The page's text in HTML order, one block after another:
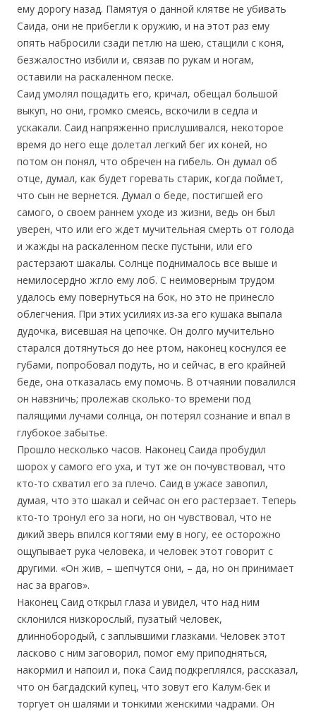
ему дорогу назад. Памятуя о данной клятве не убивать
Саида, они не прибегли к оружию, и на этот раз ему
опять набросили сзади петлю на шею, стащили с коня,
безжалостно избили и, связав по рукам и ногам,
оставили на раскаленном песке.
Саид умолял пощадить его, кричал, обещал большой
выкуп, но они, громко смеясь, вскочили в седла и
ускакали. Саид напряженно прислушивался, некоторое
время до него еще долетал легкий бег их коней, но
потом он понял, что обречен на гибель. Он думал об
отце, думал, как будет горевать старик, когда поймет,
что сын не вернется. Думал о беде, постигшей его
самого, о своем раннем уходе из жизни, ведь он был
уверен, что или его ждет мучительная смерть от голода
и жажды на раскаленном песке пустыни, или его
растерзают шакалы. Солнце поднималось все выше и
немилосердно жгло ему лоб. С неимоверным трудом
удалось ему повернуться на бок, но это не принесло
облегчения. При этих усилиях из-за его кушака выпала
дудочка, висевшая на цепочке. Он долго мучительно
старался дотянуться до нее ртом, наконец коснулся ее
губами, попробовал подуть, но и сейчас, в его крайней
беде, она отказалась ему помочь. В отчаянии повалился
он навзничь; пролежав сколько-то времени под
палящими лучами солнца, он потерял сознание и впал в
глубокое забытье.
Прошло несколько часов. Наконец Саида пробудил
шорох у самого его уха, и тут же он почувствовал, что
кто-то схватил его за плечо. Саид в ужасе завопил,
думая, что это шакал и сейчас он его растерзает. Теперь
кто-то тронул его за ноги, но он чувствовал, что не
дикий зверь впился когтями ему в ногу, ее осторожно
ощупывает рука человека, и человек этот говорит с
другими. «Он жив, – шепчутся они, – да, но он принимает
нас за врагов».
Наконец Саид открыл глаза и увидел, что над ним
склонился низкорослый, пузатый человек,
длиннобородый, с заплывшими глазками. Человек этот
ласково с ним заговорил, помог ему приподняться,
накормил и напоил и, пока Саид подкреплялся, рассказал,
что он багдадский купец, что зовут его Калум-бек и
торгует он шалями и тонкими женскими чадрами. Он